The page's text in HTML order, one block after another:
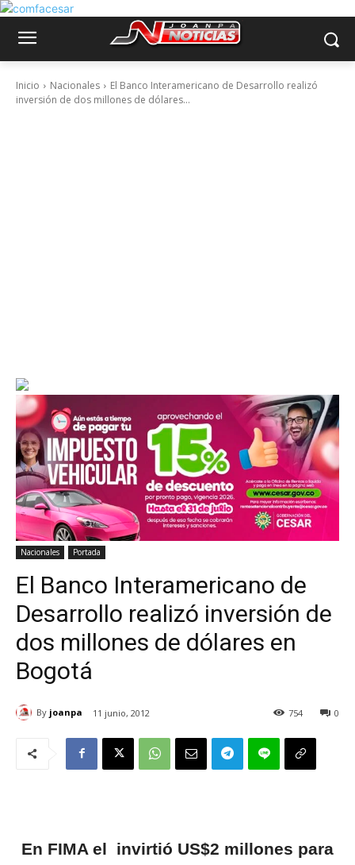
Inicio Nacionales
El Banco Interamericano de Desarrollo realizó
inversión de dos millones de dólares...
Nacionales Portada
El Banco Interamericano de
Desarrollo realizó inversión de
dos millones de dólares en
Bogotá
By joanpa 11 junio, 2012 0
754
En FIMA el invirtió US$2 millones para